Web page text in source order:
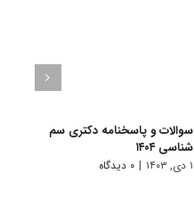
سوالات و پاسخنامه دکتری سم
شناسی ۱۴۰۴
۱ دی, ۱۴۰۳ | ۰ دیدگاه